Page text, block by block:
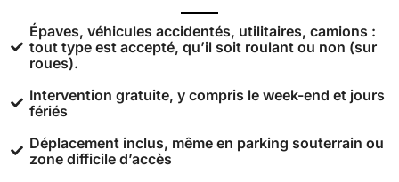
Épaves, véhicules accidentés, utilitaires, camions :
tout type est accepté, qu’il soit roulant ou non (sur
roues).
Intervention gratuite, y compris le week-end et jours
fériés
Déplacement inclus, même en parking souterrain ou
zone difficile d’accès